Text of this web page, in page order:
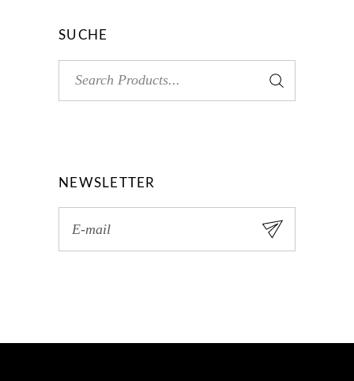
SUCHE
for:
NEWSLETTER